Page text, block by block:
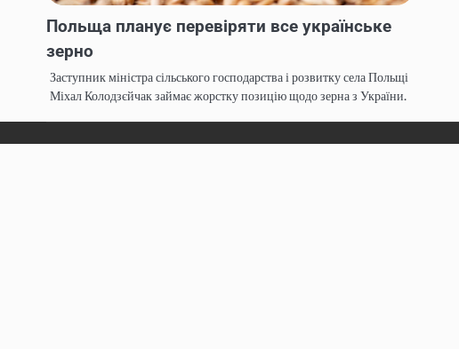
Польща планує перевіряти все українське
зерно
Заступник міністра сільського господарства і розвитку села Польщі
Міхал Колодзєйчак займає жорстку позицію щодо зерна з України.